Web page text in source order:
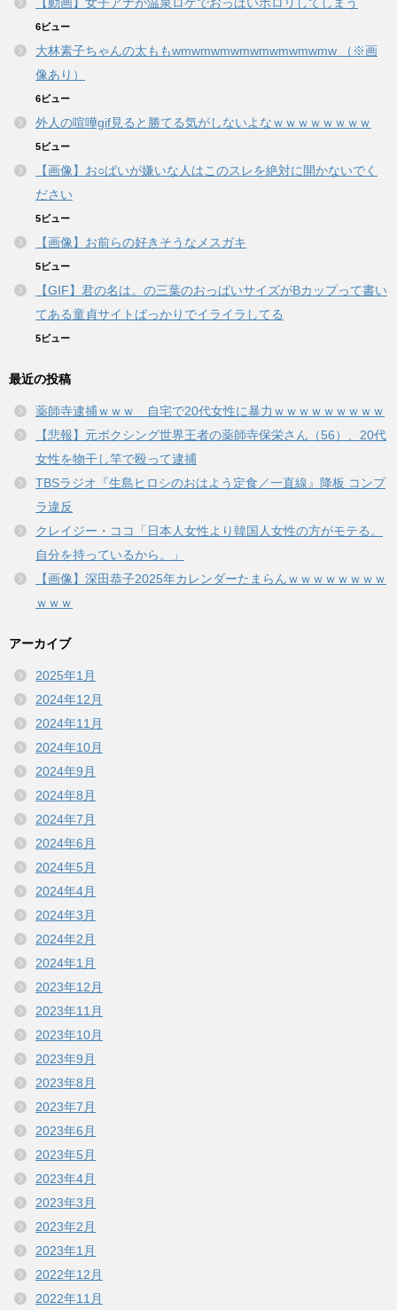
6ビュー
大林素子ちゃんの太ももwmwmwmwmwmwmwmwmw （※画
像あり）
6ビュー
外人の喧嘩gif見ると勝てる気がしないよなｗｗｗｗｗｗｗｗ
5ビュー
【画像】お○ぱいが嫌いな人はこのスレを絶対に開かないでく
ださい
5ビュー
【画像】お前らの好きそうなメスガキ
5ビュー
【GIF】君の名は。の三葉のおっぱいサイズがBカップって書い
てある童貞サイトばっかりでイライラしてる
5ビュー
最近の投稿
薬師寺逮捕ｗｗｗ 自宅で20代女性に暴力ｗｗｗｗｗｗｗｗｗ
【悲報】元ボクシング世界王者の薬師寺保栄さん（56）、20代
女性を物干し竿で殴って逮捕
TBSラジオ『生島ヒロシのおはよう定食／一直線』降板 コンプ
ラ違反
クレイジー・ココ「日本人女性より韓国人女性の方がモテる。
自分を持っているから。」
【画像】深田恭子2025年カレンダーたまらんｗｗｗｗｗｗｗｗ
ｗｗｗ
アーカイブ
2025年1月
2024年12月
2024年11月
2024年10月
2024年9月
2024年8月
2024年7月
2024年6月
2024年5月
2024年4月
2024年3月
2024年2月
2024年1月
2023年12月
2023年11月
2023年10月
2023年9月
2023年8月
2023年7月
2023年6月
2023年5月
2023年4月
2023年3月
2023年2月
2023年1月
2022年12月
2022年11月